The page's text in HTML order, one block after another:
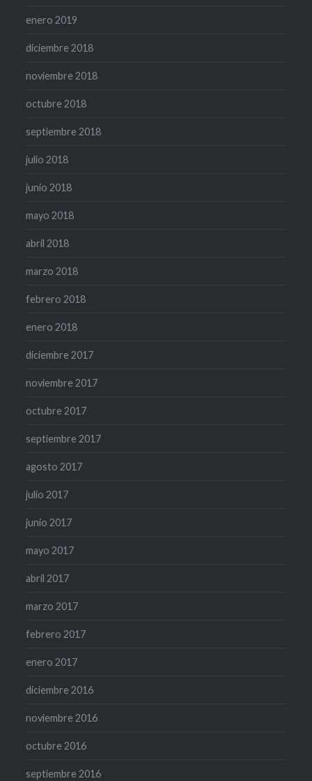
enero 2019
diciembre 2018
noviembre 2018
octubre 2018
septiembre 2018
julio 2018
junio 2018
mayo 2018
abril 2018
marzo 2018
febrero 2018
enero 2018
diciembre 2017
noviembre 2017
octubre 2017
septiembre 2017
agosto 2017
julio 2017
junio 2017
mayo 2017
abril 2017
marzo 2017
febrero 2017
enero 2017
diciembre 2016
noviembre 2016
octubre 2016
septiembre 2016